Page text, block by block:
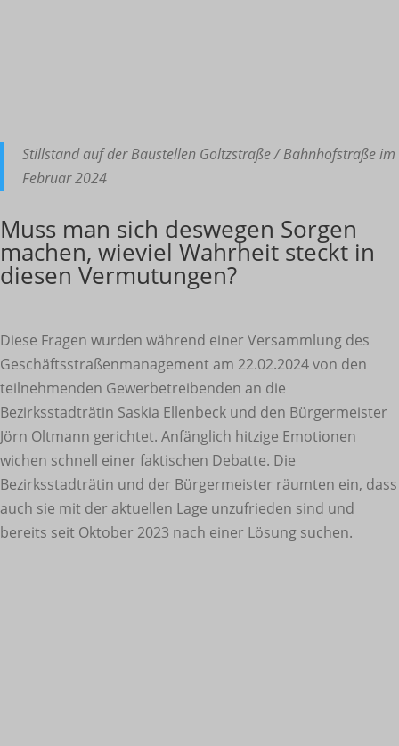
Stillstand auf der Baustellen Goltzstraße / Bahnhofstraße im
Februar 2024
Muss man sich deswegen Sorgen
machen, wieviel Wahrheit steckt in
diesen Vermutungen?
Diese Fragen wurden während einer Versammlung des
Geschäftsstraßenmanagement am 22.02.2024 von den
teilnehmenden Gewerbetreibenden an die
Bezirksstadträtin Saskia Ellenbeck und den Bürgermeister
Jörn Oltmann gerichtet. Anfänglich hitzige Emotionen
wichen schnell einer faktischen Debatte. Die
Bezirksstadträtin und der Bürgermeister räumten ein, dass
auch sie mit der aktuellen Lage unzufrieden sind und
bereits seit Oktober 2023 nach einer Lösung suchen.